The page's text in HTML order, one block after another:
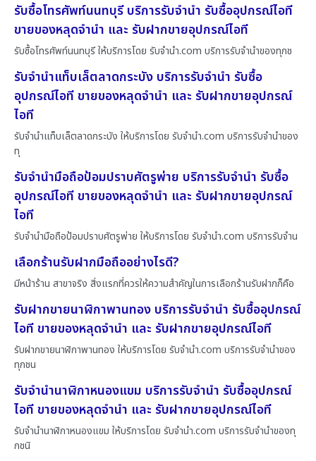
รับซื้อโทรศัพท์นนทบุรี บริการรับจำนำ รับซื้ออุปกรณ์ไอที
ขายของหลุดจำนำ และ รับฝากขายอุปกรณ์ไอที
รับซื้อโทรศัพท์นนทบุรี ให้บริการโดย รับจํานํา.com บริการรับจำนำของทุกช
รับจำนำแท็บเล็ตลาดกระบัง บริการรับจำนำ รับซื้อ
อุปกรณ์ไอที ขายของหลุดจำนำ และ รับฝากขายอุปกรณ์
ไอที
รับจำนำแท็บเล็ตลาดกระบัง ให้บริการโดย รับจํานํา.com บริการรับจำนำของ
ทุ
รับจำนำมือถือป้อมปราบศัตรูพ่าย บริการรับจำนำ รับซื้อ
อุปกรณ์ไอที ขายของหลุดจำนำ และ รับฝากขายอุปกรณ์
ไอที
รับจำนำมือถือป้อมปราบศัตรูพ่าย ให้บริการโดย รับจํานํา.com บริการรับจำน
เลือกร้านรับฝากมือถืออย่างไรดี?
มีหน้าร้าน สาขาจริง สิ่งแรกที่ควรให้ความสำคัญในการเลือกร้านรับฝากก็คือ
รับฝากขายนาฬิกาพานทอง บริการรับจำนำ รับซื้ออุปกรณ์
ไอที ขายของหลุดจำนำ และ รับฝากขายอุปกรณ์ไอที
รับฝากขายนาฬิกาพานทอง ให้บริการโดย รับจํานํา.com บริการรับจำนำของ
ทุกชน
รับจำนำนาฬิกาหนองแขม บริการรับจำนำ รับซื้ออุปกรณ์
ไอที ขายของหลุดจำนำ และ รับฝากขายอุปกรณ์ไอที
รับจำนำนาฬิกาหนองแขม ให้บริการโดย รับจํานํา.com บริการรับจำนำของทุ
กชนิ